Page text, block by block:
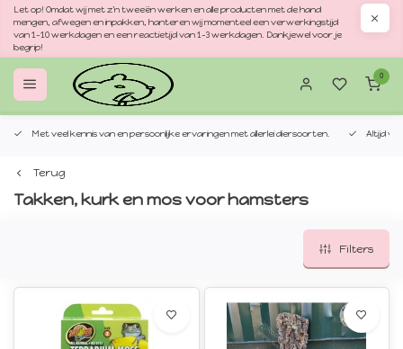
Let op! Omdat wij met z'n tweeën werken en alle producten met de hand
mengen, afwegen en inpakken, hanteren wij momenteel een verwerkingstijd
van 1–10 werkdagen en een reactietijd van 1–3 werkdagen. Dankjewel voor je
begrip!
0
Met veel kennis van en persoonlijke ervaringen met allerlei diersoorten. Altijd
Terug
Takken, kurk en mos voor hamsters
Filters